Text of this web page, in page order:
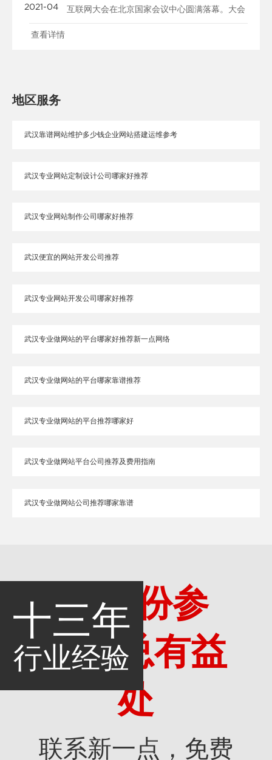
2021-04
互联网大会在北京国家会议中心圆满落幕。大会
期间，共举......
查看详情
地区服务
武汉靠谱网站维护多少钱企业网站搭建运维参考
武汉专业网站定制设计公司哪家好推荐
武汉专业网站制作公司哪家好推荐
武汉便宜的网站开发公司推荐
武汉专业网站开发公司哪家好推荐
武汉专业做网站的平台哪家好推荐新一点网络
武汉专业做网站的平台哪家靠谱推荐
武汉专业做网站的平台推荐哪家好
武汉专业做网站平台公司推荐及费用指南
武汉专业做网站公司推荐哪家靠谱
十三年
行业经验
多一份参
考，总有益
处
联系新一点，免费